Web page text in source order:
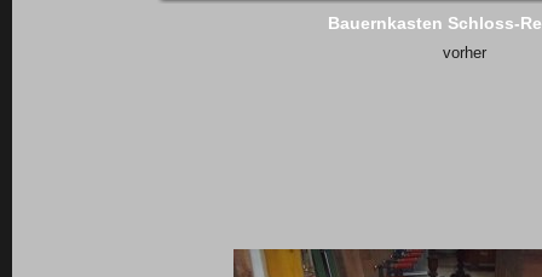
Bauernkasten Schloss-
vorher